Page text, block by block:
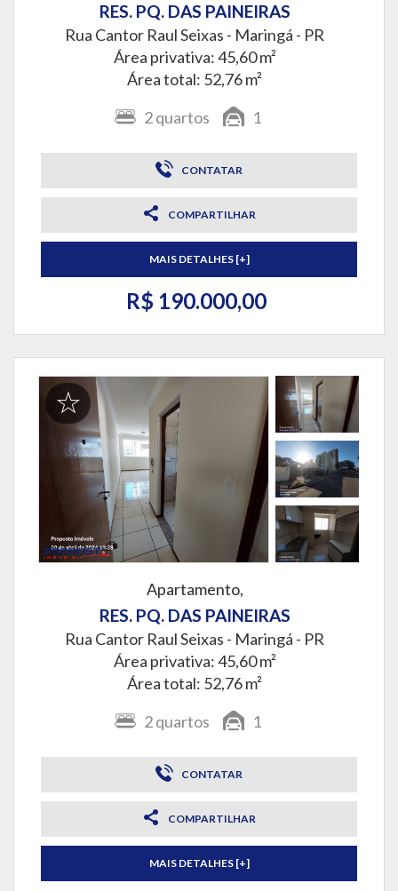
RES. PQ. DAS PAINEIRAS
Rua Cantor Raul Seixas - Maringá - PR
Área privativa: 45,60 m²
Área total: 52,76 m²
2quartos 1
CONTATAR
COMPARTILHAR
MAIS DETALHES [+]
R$ 190.000,00
Apartamento,
RES. PQ. DAS PAINEIRAS
Rua Cantor Raul Seixas - Maringá - PR
Área privativa: 45,60 m²
Área total: 52,76 m²
2quartos 1
CONTATAR
COMPARTILHAR
MAIS DETALHES [+]